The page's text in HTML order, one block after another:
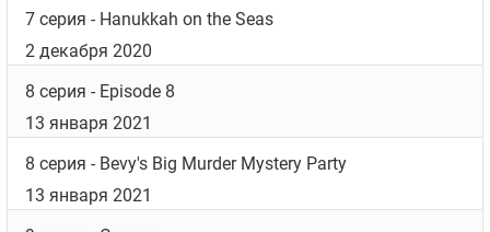
7 серия - Hanukkah on the Seas
2 декабря 2020
8 серия - Episode 8
13 января 2021
8 серия - Bevy's Big Murder Mystery Party
13 января 2021